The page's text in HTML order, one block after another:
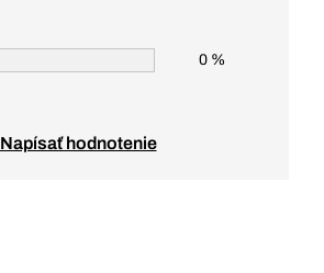
0 %
Napísať hodnotenie